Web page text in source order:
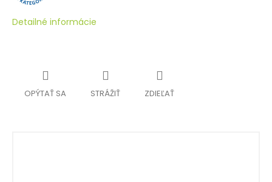
Detailné informácie
OPÝTAŤ SA STRÁŽIŤ ZDIEĽAŤ